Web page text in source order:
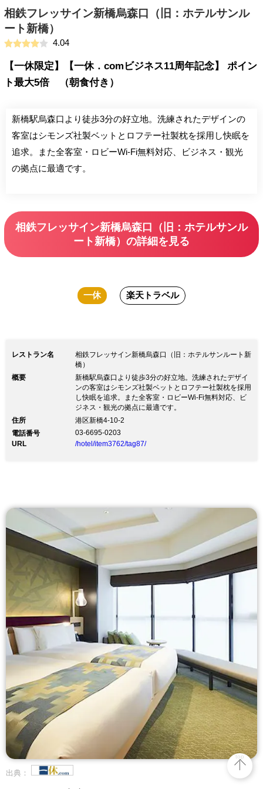
相鉄フレッサイン新橋烏森口（旧：ホテルサンル
ート新橋）
4.04
【一休限定】【一休．comビジネス11周年記念】 ポイン
ト最大5倍 （朝食付き）
新橋駅烏森口より徒歩3分の好立地。洗練されたデザインの
客室はシモンズ社製ベットとロフテー社製枕を採用し快眠を
追求。また全客室・ロビーWi-Fi無料対応、ビジネス・観光
の拠点に最適です。
相鉄フレッサイン新橋烏森口（旧：ホテルサンル
ート新橋）の詳細を見る
一休 楽天トラベル
レストラン名
相鉄フレッサイン新橋烏森口（旧：ホテルサンルート新
橋）
概要
新橋駅烏森口より徒歩3分の好立地。洗練されたデザイ
ンの客室はシモンズ社製ベットとロフテー社製枕を採用
し快眠を追求。また全客室・ロビーWi-Fi無料対応、ビ
ジネス・観光の拠点に最適です。
住所
港区新橋4-10-2
電話番号
03-6695-0203
URL
/hotel/item3762/tag87/
出典：
top